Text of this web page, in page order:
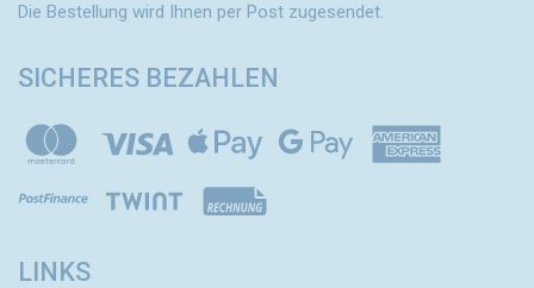
Die Bestellung wird Ihnen per Post zugesendet.
SICHERES BEZAHLEN
LINKS